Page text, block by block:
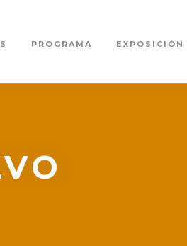
PROGRAMA EXPOSICIÓN